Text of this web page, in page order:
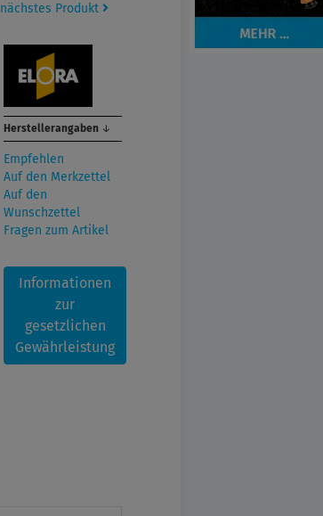
nächstes Produkt
Herstellerangaben ↓
Empfehlen
Auf den Merkzettel
Auf den
Wunschzettel
Fragen zum Artikel
Informationen
zur
gesetzlichen
Gewährleistung